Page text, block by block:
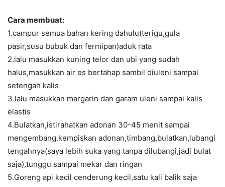
Cara membuat:
1.campur semua bahan kering dahulu(terigu,gula
pasir,susu bubuk dan fermipan)aduk rata
2.lalu masukkan kuning telor dan ubi yang sudah
halus,masukkan air es bertahap sambil diuleni sampai
setengah kalis
3.lalu masukkan margarin dan garam uleni sampai kalis
elastis
4.Bulatkan,istirahatkan adonan 30-45 menit sampai
mengembang.kempiskan adonan,timbang,bulatkan,lubangi
tengahnya(saya lebih suka yang tanpa dilubangi,jadi bulat
saja),tunggu sampai mekar dan ringan
5.Goreng api kecil cenderung kecil,satu kali balik saja